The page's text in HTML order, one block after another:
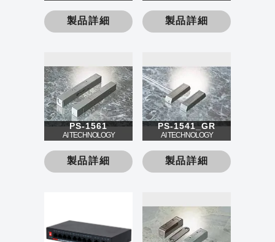
製品詳細 製品詳細
PS-1561
AI TECHNOLOGY
製品詳細
PS-1541_GR
AI TECHNOLOGY
製品詳細